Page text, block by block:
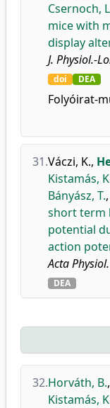
Csernoch,
mice with
display
J. Physiol.-
doi DEA
Folyóirat-
31.Váczi, K.,
Kistamás,
Bányász, T.,
short term
potential
action
Acta Physiol.
DEA
32.Horváth, B.,
Kistamás,